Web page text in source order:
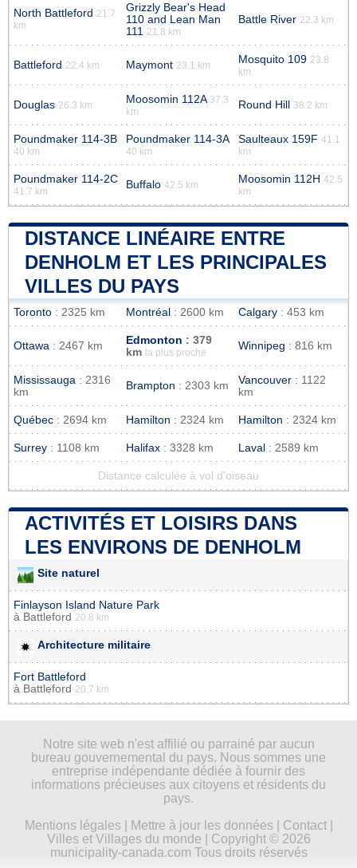
North Battleford 21.7
km
Grizzly Bear's Head
110 and Lean Man
111
21.8 km
Battle River 22.3 km
Battleford 22.4 km Maymont 23.1 km Mosquito 109 23.8
km
Douglas 26.3 km Moosomin 112A 37.3
km
Round Hill 38.2 km
Poundmaker 114-3B
40 km
Poundmaker 114-3A
40 km
Saulteaux 159F 41.1
km
Poundmaker 114-2C
41.7 km
Buffalo 42.5 km Moosomin 112H 42.5
km
DISTANCE LINÉAIRE ENTRE
DENHOLM ET LES PRINCIPALES
VILLES DU PAYS
Toronto : 2325 km Montréal : 2600 km Calgary : 453 km
Ottawa : 2467 km Edmonton : 379
km
la plus proche
Winnipeg : 816 km
Mississauga : 2316
km
Brampton : 2303 km Vancouver : 1122
km
Québec : 2694 km Hamilton : 2324 km Hamilton : 2324 km
Surrey : 1108 km Halifax : 3328 km Laval : 2589 km
Distance calculée à vol d'oiseau
ACTIVITÉS ET LOISIRS DANS
LES ENVIRONS DE DENHOLM
Site naturel
Finlayson Island Nature Park
à Battleford 20.8 km
Architecture militaire
Fort Battleford
à Battleford 20.7 km
Notre site web n'est affilié ou parrainé par aucun
bureau gouvernemental du pays. Nous sommes une
entreprise indépendante dédiée à fournir des
informations précieuses aux citoyens et résidents du
pays.
Mentions légales| Mettre à jour les données| Contact|
Villes et Villages du monde | Copyright © 2026
municipality-canada.com Tous droits réservés